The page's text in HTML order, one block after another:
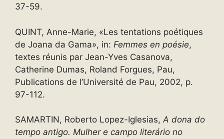
37-59.
QUINT, Anne-Marie, «Les tentations poétiques
de Joana da Gama», in: Femmes en poésie,
textes réunis par Jean-Yves Casanova,
Catherine Dumas, Roland Forgues, Pau,
Publications de l’Université de Pau, 2002, p.
97-112.
SAMARTIN, Roberto Lopez-Iglesias, A dona do
tempo antigo. Mulher e campo literário no